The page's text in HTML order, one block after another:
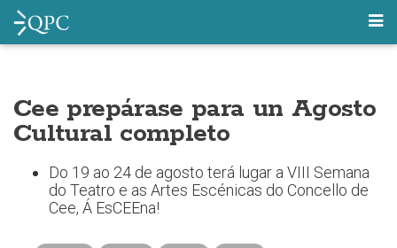
Cee prepárase para un Agosto
Cultural completo
Do 19 ao 24 de agosto terá lugar a VIII Semana
do Teatro e as Artes Escénicas do Concello de
Cee, Á EsCEEna!